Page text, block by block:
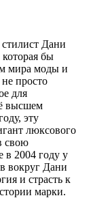
Дани
бы
мира моды и
просто
для
высшем
эту
люксового
свою
2004 году у
вокруг Дани
и страсть к
марки.